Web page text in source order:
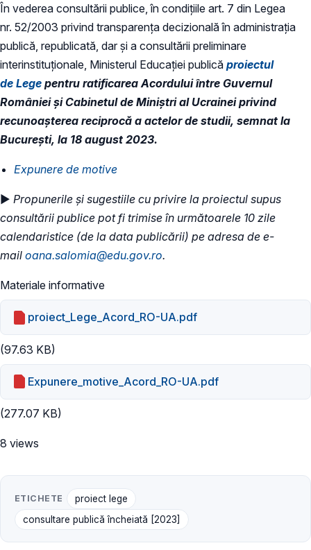
În vederea consultării publice, în condiţiile art. 7 din Legea
nr. 52/2003 privind transparenţa decizională în administraţia
publică, republicată, dar și a consultării preliminare
interinstituționale, Ministerul Educaţiei publică proiectul
de Lege pentru ratificarea Acordului între Guvernul
României și Cabinetul de Miniștri al Ucrainei privind
recunoașterea reciprocă a actelor de studii, semnat la
București, la 18 august 2023.
​Expunere de motive
► Propunerile și sugestiile cu privire la proiectul supus
consultării publice pot fi trimise în următoarele 10 zile
calendaristice (de la data publicării) pe adresa de e-
mail oana.salomia@edu.gov.ro.
Materiale informative
proiect_Lege_Acord_RO-UA.pdf
(97.63 KB)
Expunere_motive_Acord_RO-UA.pdf
(277.07 KB)
8 views
ETICHETE
proiect lege
consultare publică încheiată [2023]